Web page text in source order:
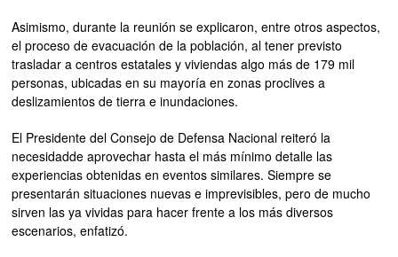
Asimismo, durante la reunión se explicaron, entre otros aspectos,
el proceso de evacuación de la población, al tener previsto
trasladar a centros estatales y viviendas algo más de 179 mil
personas, ubicadas en su mayoría en zonas proclives a
deslizamientos de tierra e inundaciones.
El Presidente del Consejo de Defensa Nacional reiteró la
necesidadde aprovechar hasta el más mínimo detalle las
experiencias obtenidas en eventos similares. Siempre se
presentarán situaciones nuevas e imprevisibles, pero de mucho
sirven las ya vividas para hacer frente a los más diversos
escenarios, enfatizó.